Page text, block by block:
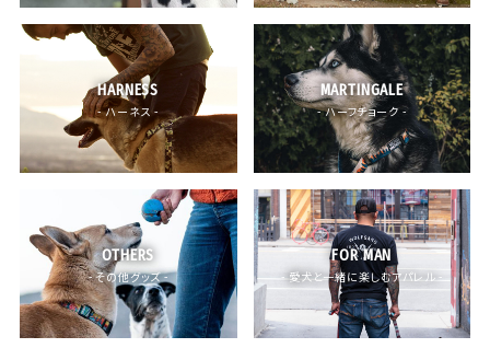
HARNESS
- ハーネス -
MARTINGALE
- ハーフチョーク -
OTHERS
- その他グッズ -
FOR MAN
- 愛犬と一緒に楽しむアパレル -